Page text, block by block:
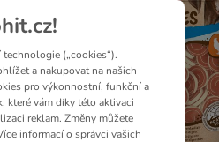
(„cookies“).
a nakupovat na našich
pro výkonnostní, funkční a
které vám díky této aktivaci
reklam. Změny můžete
informací o správci vašich